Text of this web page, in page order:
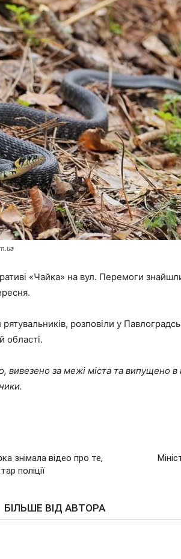
«Чайка» на вул. Перемоги
розповіли у
області.
вивезено за межі міста та випущено
знімала відео про те,
поліції
БІЛЬШЕ ВІД АВТОРА